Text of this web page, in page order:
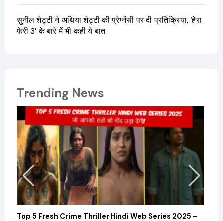
सुनील शेट्टी ने अथिया शेट्टी की प्रेग्नेंसी पर दी प्रतिक्रिया, ‘हेरा
फेरी 3’ के बारे में भी कही ये बात
Trending News
Top 5 Fresh Crime Thriller Hindi Web Series 2025 –